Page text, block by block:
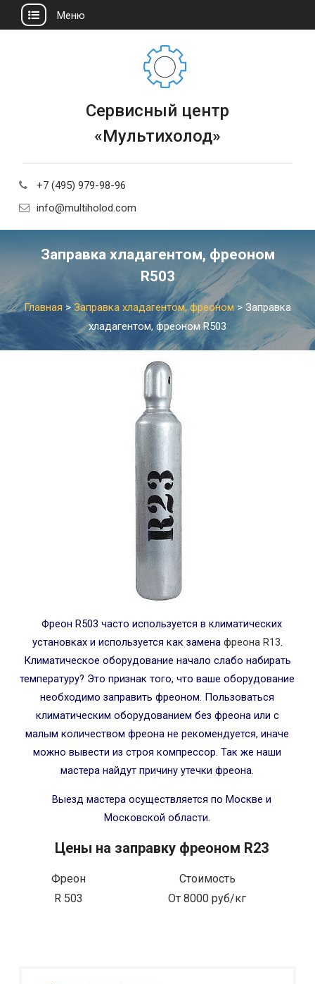
Меню
Сервисный центр
«Мультихолод»
+7 (495) 979-98-96
info@multiholod.com
Заправка хладагентом, фреоном
R503
Главная > Заправка хладагентом, фреоном > Заправка
хладагентом, фреоном R503
Фреон R503 часто используется в климатических
установках и используется как замена фреона R13.
Климатическое оборудование начало слабо набирать
температуру? Это признак того, что ваше оборудование
необходимо заправить фреоном. Пользоваться
климатическим оборудованием без фреона или с
малым количеством фреона не рекомендуется, иначе
можно вывести из строя компрессор. Так же наши
мастера найдут причину утечки фреона.
Выезд мастера осуществляется по Москве и
Московской области.
Цены на заправку фреоном R23
Фреон
Стоимость
R 503
От 8000 руб/кг